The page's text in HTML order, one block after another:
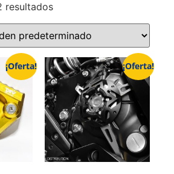
resultados
¡Oferta! ¡Oferta!